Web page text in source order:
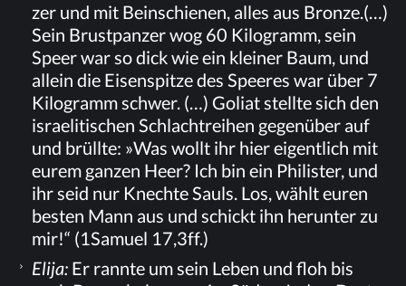
zer und mit Bein­schie­nen, al­les aus Bron­ze.(…)
Sein Brust­pan­zer wog 60 Ki­lo­gramm, sein
Speer war so dick wie ein klei­ner Baum, und
al­lein die Ei­sen­spit­ze des Spee­res war über 7
Ki­lo­gramm schwer. (…) Go­li­at stell­te sich den
is­rae­li­ti­schen Schlacht­rei­hen ge­gen­über auf
und brüll­te: »Was wollt ihr hier ei­gent­lich mit
eu­rem gan­zen Heer? Ich bin ein Phi­lis­ter, und
ihr seid nur Knech­te Sauls. Los, wählt eu­ren
bes­ten Mann aus und schickt ihn her­un­ter zu
mir!“ (1Samuel 17,3ff.)
Eli­ja:Er rann­te um sein Le­ben und floh bis